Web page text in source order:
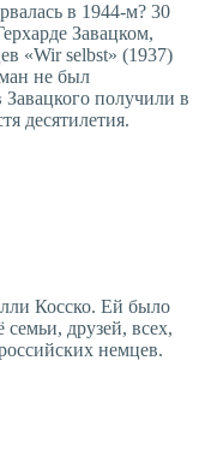
в 1944-м? 30
Завацком,
«Wir selbst» (1937)
не был
получили в
десятилетия.
Косско. Ей было
семьи, друзей, всех,
немцев.